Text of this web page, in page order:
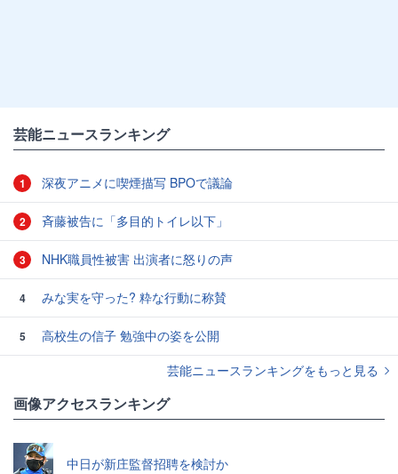
芸能ニュースランキング
1 深夜アニメに喫煙描写 BPOで議論
2 斉藤被告に「多目的トイレ以下」
3 NHK職員性被害 出演者に怒りの声
4 みな実を守った? 粋な行動に称賛
5
高校生の信子 勉強中の姿を公開
芸能ニュースランキングをもっと見る
画像アクセスランキング
中日が新庄監督招聘を検討か